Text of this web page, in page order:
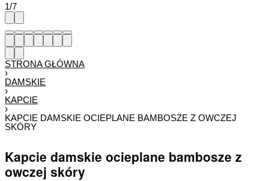
1/7
STRONA GŁÓWNA
›
DAMSKIE
›
KAPCIE
›
KAPCIE DAMSKIE OCIEPLANE BAMBOSZE Z OWCZEJ
SKÓRY
Kapcie damskie ocieplane bambosze z
owczej skóry